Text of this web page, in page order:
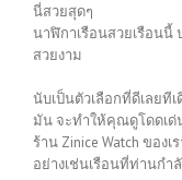
นี่สวยสุดๆ
นาฬิกาเรือนสวยเรือนนี้
สวยงาม
นับเป็นตัวเลือกที่ดีเลยที
มัน จะทำให้คุณดูโดดเด่
ร้าน Zinice Watch ขอ
อย่างเช่นเรือนที่ท่านก